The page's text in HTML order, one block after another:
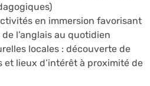
en immersion favorisant
l’anglais au quotidien
locales : découverte de
et lieux d’intérêt à proximité de